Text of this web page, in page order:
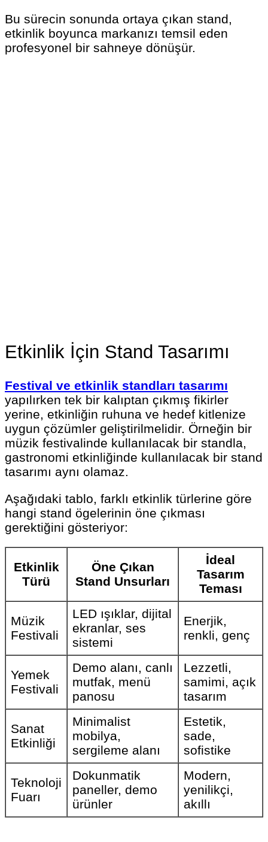
Bu sürecin sonunda ortaya çıkan stand,
etkinlik boyunca markanızı temsil eden
profesyonel bir sahneye dönüşür.
Etkinlik İçin Stand Tasarımı
Festival ve etkinlik standları tasarımı
yapılırken tek bir kalıptan çıkmış fikirler
yerine, etkinliğin ruhuna ve hedef kitlenize
uygun çözümler geliştirilmelidir. Örneğin bir
müzik festivalinde kullanılacak bir standla,
gastronomi etkinliğinde kullanılacak bir stand
tasarımı aynı olamaz.
Aşağıdaki tablo, farklı etkinlik türlerine göre
hangi stand ögelerinin öne çıkması
gerektiğini gösteriyor:
Etkinlik
Türü
Öne Çıkan
Stand Unsurları
İdeal
Tasarım
Teması
Müzik
Festivali
LED ışıklar, dijital
ekranlar, ses
sistemi
Enerjik,
renkli, genç
Yemek
Festivali
Demo alanı, canlı
mutfak, menü
panosu
Lezzetli,
samimi, açık
tasarım
Sanat
Etkinliği
Minimalist
mobilya,
sergileme alanı
Estetik,
sade,
sofistike
Teknoloji
Fuarı
Dokunmatik
paneller, demo
ürünler
Modern,
yenilikçi,
akıllı